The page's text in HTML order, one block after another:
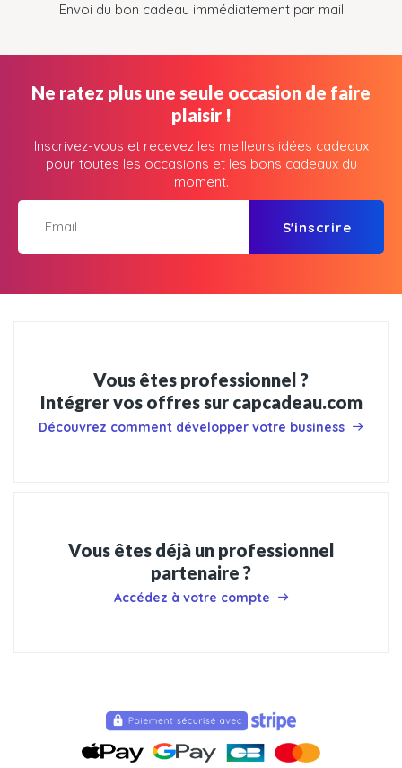
Envoi du bon cadeau immédiatement par mail
Ne ratez plus une seule occasion de faire
plaisir !
Inscrivez-vous et recevez les meilleurs idées cadeaux
pour toutes les occasions et les bons cadeaux du
moment.
S'inscrire
Vous êtes professionnel ?
Intégrer vos offres sur capcadeau.com
Découvrez comment développer votre business
Vous êtes déjà un professionnel
partenaire ?
Accédez à votre compte